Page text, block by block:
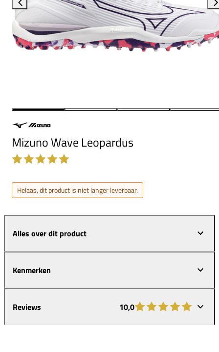
Mizuno Wave Leopardus
Helaas, dit product is niet langer leverbaar.
Alles over dit product
Kenmerken
Reviews 10,0